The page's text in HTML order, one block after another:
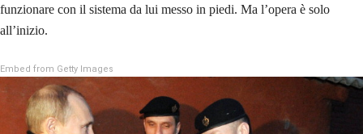
funzionare con il sistema da lui messo in piedi. Ma l’opera è solo
all’inizio.
Embed from Getty Images